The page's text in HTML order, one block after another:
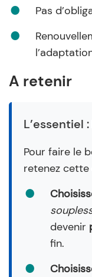
Pas
A retenir
L’essentiel
Pour faire le
retenez
devenir
fin.